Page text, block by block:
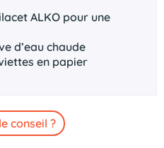
ALKO pour une
d’eau chaude
en papier
conseil ?